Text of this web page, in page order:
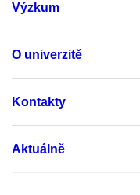
Výzkum
O univerzitě
Kontakty
Aktuálně